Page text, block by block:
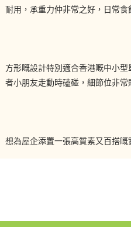
聯絡我們:
FB Inbox 索取免費設計圖::
🏢石門陳列室：沙田石門京瑞廣場
耐用，承重力仲非常之好，日常
方形嘅設計特別適合香港嘅中小
者小朋友走動時磕碰，細節位非常
想為屋企添置一張高質素又百搭